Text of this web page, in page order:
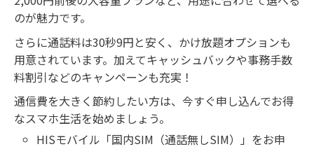
のが魅力です。
さらに通話料は30秒9円と安く、かけ放題オプションも
用意されています。加えてキャッシュバックや事務手数
料割引などのキャンペーンも充実！
通信費を大きく節約したい方は、今すぐ申し込んでお得
なスマホ生活を始めましょう。
HISモバイル「国内SIM（通話無しSIM）」をお申